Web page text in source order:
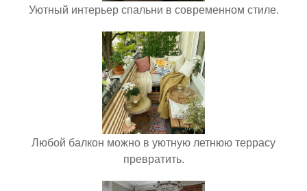
Уютный интерьер спальни в современном стиле.
Любой балкон можно в уютную летнюю террасу
превратить.